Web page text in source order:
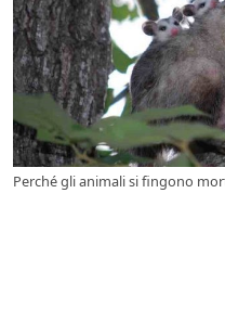
Perché gli animali si fingono